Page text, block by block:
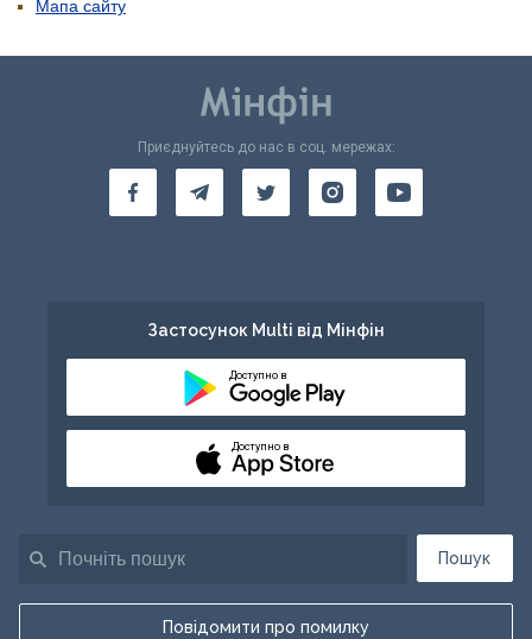
Мапа сайту
Пошук
Повідомити про помилку
Приєднуйтесь до нас в соц. мережах:
Застосунок Multi від Мінфін
Доступно в
Доступно в